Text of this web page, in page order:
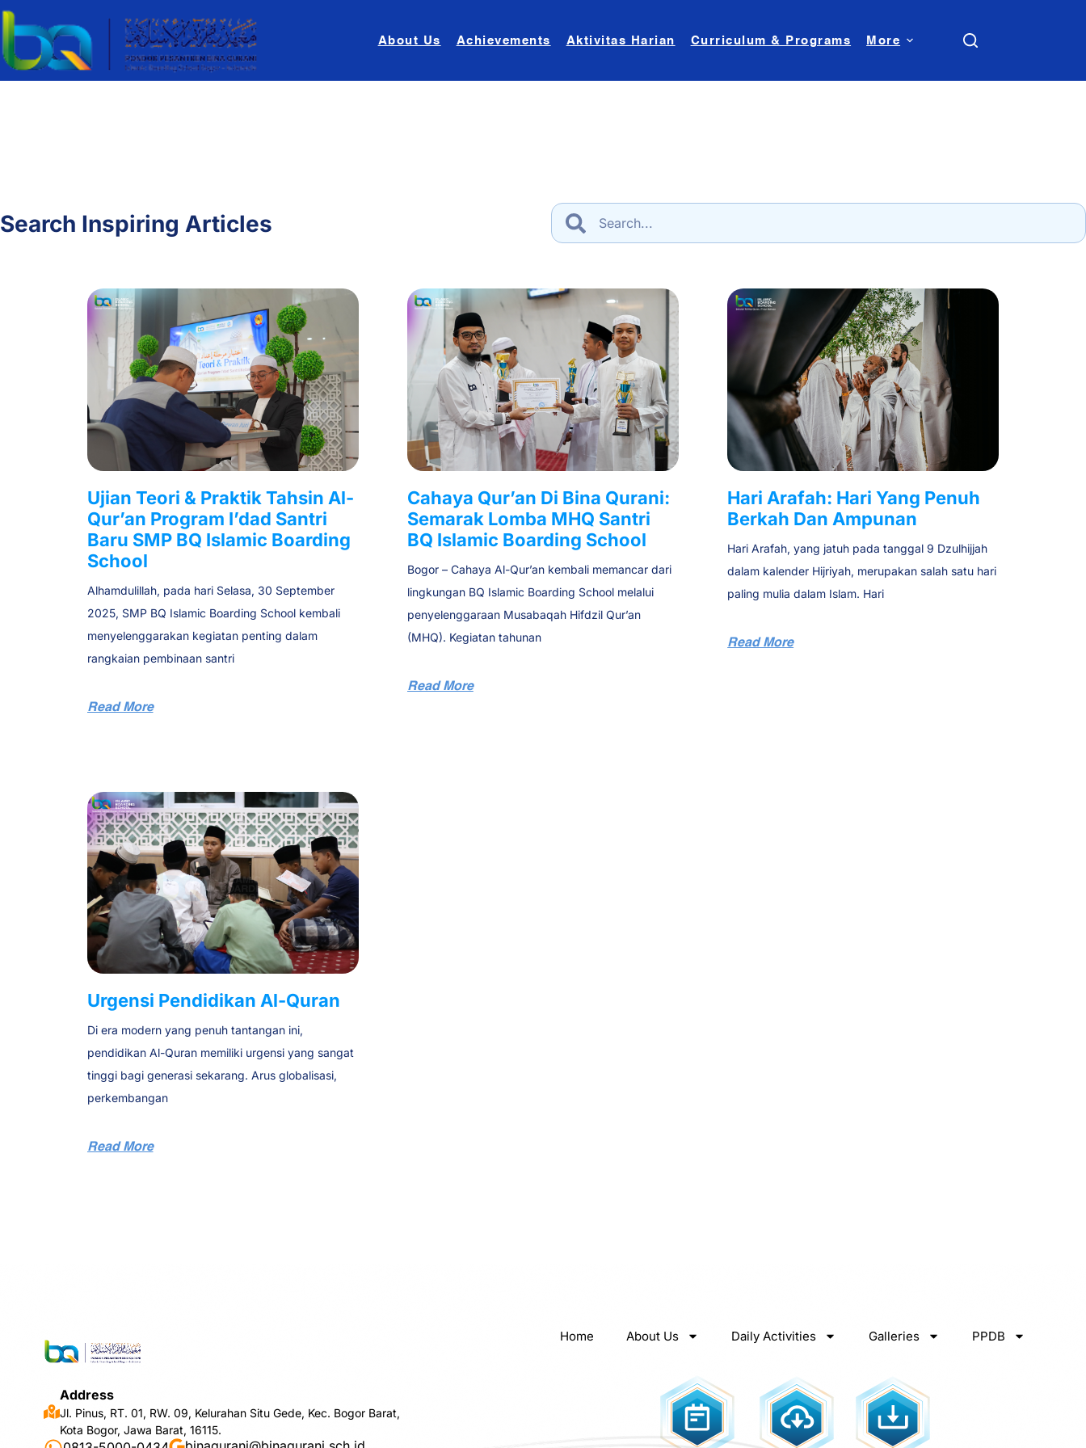
About Us Achievements Aktivitas Harian Curriculum & Programs More
Search Inspiring Articles
Ujian Teori & Praktik Tahsin Al-
Qur’an Program I’dad Santri
Baru SMP BQ Islamic Boarding
School
Alhamdulillah, pada hari Selasa, 30 September
2025, SMP BQ Islamic Boarding School kembali
menyelenggarakan kegiatan penting dalam
rangkaian pembinaan santri
Read More
Cahaya Qur’an Di Bina Qurani:
Semarak Lomba MHQ Santri
BQ Islamic Boarding School
Bogor – Cahaya Al-Qur’an kembali memancar dari
lingkungan BQ Islamic Boarding School melalui
penyelenggaraan Musabaqah Hifdzil Qur’an
(MHQ). Kegiatan tahunan
Read More
Hari Arafah: Hari Yang Penuh
Berkah Dan Ampunan
Hari Arafah, yang jatuh pada tanggal 9 Dzulhijjah
dalam kalender Hijriyah, merupakan salah satu hari
paling mulia dalam Islam. Hari
Read More
Urgensi Pendidikan Al-Quran
Di era modern yang penuh tantangan ini,
pendidikan Al-Quran memiliki urgensi yang sangat
tinggi bagi generasi sekarang. Arus globalisasi,
perkembangan
Read More
Address
Jl. Pinus, RT. 01, RW. 09, Kelurahan Situ Gede, Kec. Bogor Barat,
Kota Bogor, Jawa Barat, 16115.
Home About Us Daily Activities Galleries PPDB